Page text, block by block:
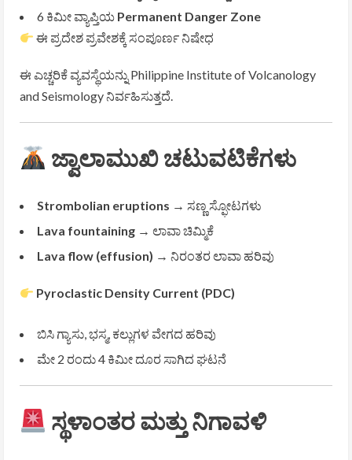
6 ಕಿಮೀ ವ್ಯಾಪ್ತಿಯ Permanent Danger Zone
ಈ ಪ್ರದೇಶ ಪ್ರವೇಶಕ್ಕೆ ಸಂಪೂರ್ಣ ನಿಷೇಧ
ಈ ಎಚ್ಚರಿಕೆ ವ್ಯವಸ್ಥೆಯನ್ನು Philippine Institute of Volcanology
and Seismologyನಿರ್ವಹಿಸುತ್ತದೆ.
ಜ್ವಾಲಾಮುಖಿ ಚಟುವಟಿಕೆಗಳು
Strombolian eruptions → ಸಣ್ಣ ಸ್ಫೋಟಗಳು
Lava fountaining → ಲಾವಾ ಚಿಮ್ಮಿಕೆ
Lava flow (effusion) → ನಿರಂತರ ಲಾವಾ ಹರಿವು
Pyroclastic Density Current (PDC)
ಬಿಸಿ ಗ್ಯಾಸು, ಭಸ್ಮ, ಕಲ್ಲುಗಳ ವೇಗದ ಹರಿವು
ಮೇ 2 ರಂದು 4 ಕಿಮೀ ದೂರ ಸಾಗಿದ ಘಟನೆ
ಸ್ಥಳಾಂತರ ಮತ್ತು ನಿಗಾವಳಿ